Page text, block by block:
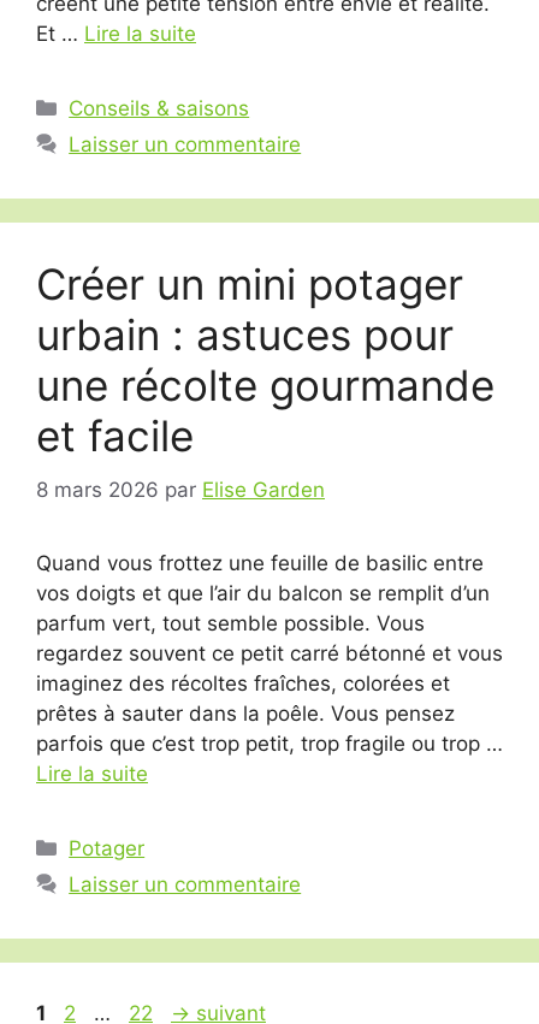
Et … Lire la suite
Catégories
Conseils & saisons
Laisser un commentaire
Créer un mini potager
urbain : astuces pour
une récolte gourmande
et facile
8 mars 2026 par Elise Garden
Quand vous frottez une feuille de basilic entre
vos doigts et que l’air du balcon se remplit d’un
parfum vert, tout semble possible. Vous
regardez souvent ce petit carré bétonné et vous
imaginez des récoltes fraîches, colorées et
prêtes à sauter dans la poêle. Vous pensez
parfois que c’est trop petit, trop fragile ou trop …
Lire la suite
Catégories
Potager
Laisser un commentaire
Page
1 Page
2 … Page
22 → suivant